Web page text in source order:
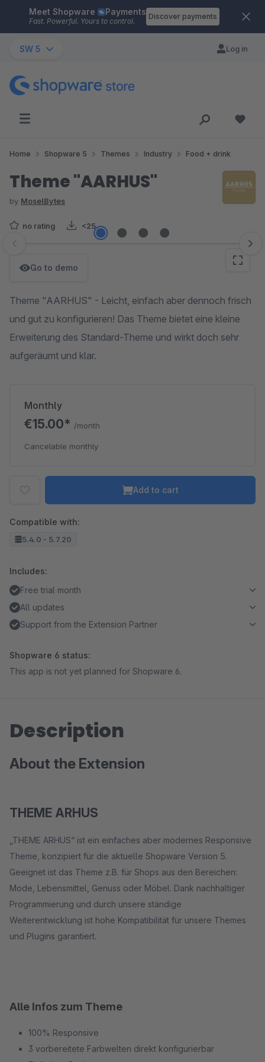
Skip to main content
Meet Shopware Payments
Fast. Powerful. Yours to control.
Discover payments
SW 5 Log in
Home Shopware 5 Themes Industry Food + drink
Theme "AARHUS"
by MoselBytes
no rating <25
Skip image gallery
Go to demo
Theme "AARHUS" - Leicht, einfach aber dennoch frisch
und gut zu konfigurieren! Das Theme bietet eine kleine
Erweiterung des Standard-Theme und wirkt doch sehr
aufgeräumt und klar.
Monthly
€15.00* /month
Cancelable monthly
Add to cart
Compatible with:
5.4.0 - 5.7.20
Includes:
Free trial month
All updates
Support from the Extension Partner
Shopware 6 status:
This app is not yet planned for Shopware 6.
Description
About the Extension
THEME ARHUS
„THEME ARHUS“ ist ein einfaches aber modernes Responsive
Theme, konzipiert für die aktuelle Shopware Version 5.
Geeignet ist das Theme z.B. für Shops aus den Bereichen:
Mode, Lebensmittel, Genuss oder Möbel. Dank nachhaltiger
Programmierung und durch unsere ständige
Weiterentwicklung ist hohe Kompatibilität für unsere Themes
und Plugins garantiert.
Alle Infos zum Theme
100% Responsive
3 vorbereitete Farbwelten direkt konfigurierbar